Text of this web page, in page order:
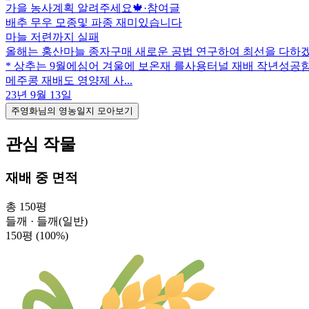
가을 농사계획 알려주세요🍁·참여글
배추 무우 모종및 파종 재미있습니다
마늘 저련까지 실패
올해는 홍산마늘 종자구매 새로운 공법 연구하여 최선을 다하
* 상추는 9월에심어 겨울에 보온재 를사용터널 재배 작년성공
메주콩 재배도 영양제 사...
23년 9월 13일
주영화님의 영농일지 모아보기
관심 작물
재배 중 면적
총 150평
들깨 · 들깨(일반)
150평 (100%)